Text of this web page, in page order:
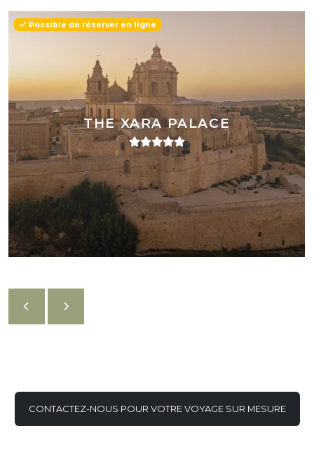
THE XARA PALACE
Possible de réserver en ligne
CONTACTEZ-NOUS POUR VOTRE VOYAGE SUR MESURE